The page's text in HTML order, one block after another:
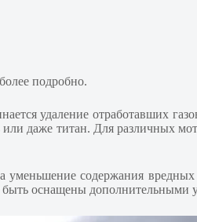
более подробно.
удаление отработавших
даже титан. Для различных
уменьшение содержания
оснащены дополнительными